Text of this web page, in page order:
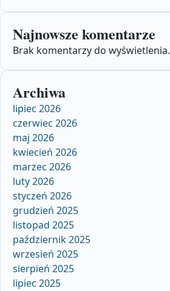
Najnowsze komentarze
Brak komentarzy do wyświetlenia.
Archiwa
lipiec 2026
czerwiec 2026
maj 2026
kwiecień 2026
marzec 2026
luty 2026
styczeń 2026
grudzień 2025
listopad 2025
październik 2025
wrzesień 2025
sierpień 2025
lipiec 2025